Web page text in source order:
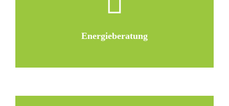
Energieberatung